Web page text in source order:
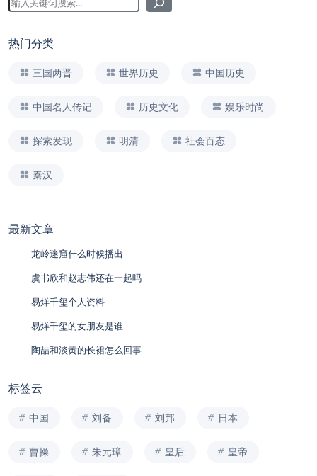
热门分类
三国两晋 世界历史 中国历史
中国名人传记 历史文化 娱乐时尚
探索发现 明清 社会百态
秦汉
最新文章
龙岭迷窟什么时候播出
虞书欣和赵志伟还在一起吗
易烊千玺个人资料
易烊千玺的女朋友是谁
陶喆和淡黄的长裙怎么回事
标签云
中国 刘备 刘邦 日本
曹操 朱元璋 皇后 皇帝